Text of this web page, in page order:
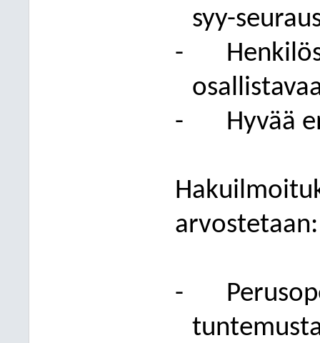
syy-
-
-
Hyvää
arvostetaan:
-